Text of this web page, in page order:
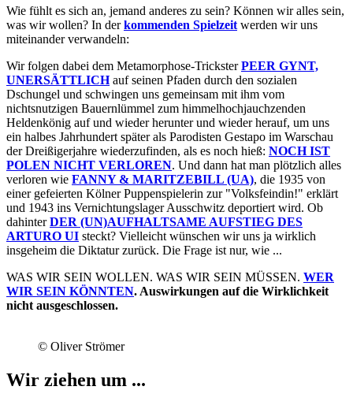
Wie fühlt es sich an, jemand anderes zu sein? Können wir alles sein,
was wir wollen? In derkommenden Spielzeit werden wir uns
miteinander verwandeln:
Wir folgen dabei dem Metamorphose-TricksterPEER GYNT,
UNERSÄTTLICHauf seinen Pfaden durch den sozialen
Dschungel und schwingen uns gemeinsam mit ihm vom
nichtsnutzigen Bauernlümmel zum himmelhochjauchzenden
Heldenkönig auf und wieder herunter und wieder herauf, um uns
ein halbes Jahrhundert später als Parodisten Gestapo im Warschau
der Dreißigerjahre wiederzufinden, als es noch hieß: NOCH IST
POLEN NICHT VERLOREN. Und dann hat man plötzlich alles
verloren wie FANNY & MARITZEBILL (UA), die 1935 von
einer gefeierten Kölner Puppenspielerin zur "Volksfeindin!" erklärt
und 1943 ins Vernichtungslager Ausschwitz deportiert wird. Ob
dahinterDER (UN)AUFHALTSAME AUFSTIEG DES
ARTURO UI steckt? Vielleicht wünschen wir uns ja wirklich
insgeheim die Diktatur zurück. Die Frage ist nur, wie ...
WAS WIR SEIN WOLLEN. WAS WIR SEIN MÜSSEN. WER
WIR SEIN KÖNNTEN. Auswirkungen auf die Wirklichkeit
nicht ausgeschlossen.
© Oliver Strömer
Wir ziehen um ...